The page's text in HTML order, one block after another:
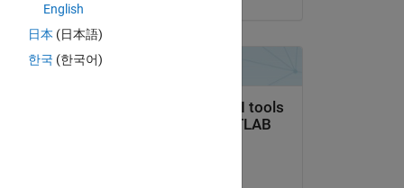
English
日本 (日本語)
한국 (한국어)